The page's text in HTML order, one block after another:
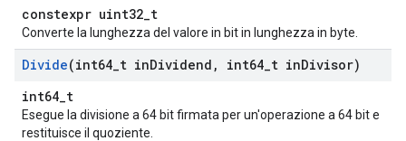
constexpr uint32_t
Converte la lunghezza del valore in bit in lunghezza in byte.
Divide(int64 t inDividend , int64 t inDivisor)
int64_t
Esegue la divisione a 64 bit firmata per un'operazione a 64 bit e
restituisce il quoziente.